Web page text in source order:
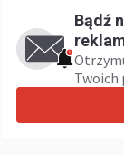
Bądź
Twoich